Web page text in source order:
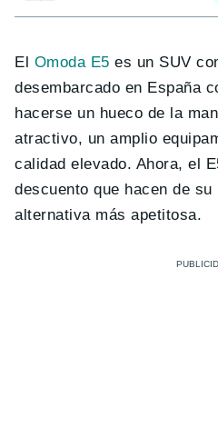
El Omoda E5 es un SUV
desembarcado en España
hacerse un hueco de la
atractivo, un amplio
calidad elevado. Ahora, el
descuento que hacen de su
alternativa más apetitosa.